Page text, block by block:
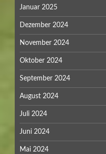
Januar 2025
Dezember 2024
November 2024
Oktober 2024
September 2024
August 2024
Juli 2024
Juni 2024
Mai 2024